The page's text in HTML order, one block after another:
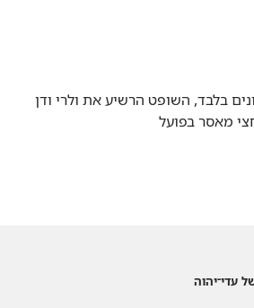
בלבד,‏ השופט הרשיע את ולרי ודן
מאסר בפועל
עדי־יהוה